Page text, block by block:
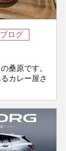
ログ
桑原です。
カレー屋さ